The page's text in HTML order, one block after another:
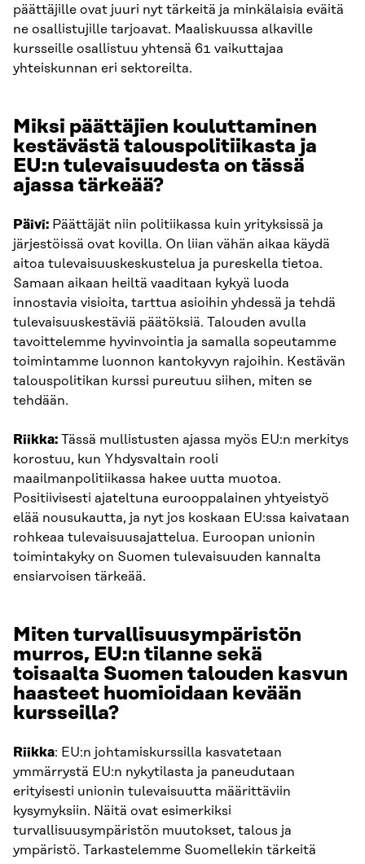
päättäjille ovat juuri nyt tärkeitä ja minkälaisia eväitä
ne osallistujille tarjoavat. Maaliskuussa alkaville
kursseille osallistuu yhtensä 61 vaikuttajaa
yhteiskunnan eri sektoreilta.
Miksi päättäjien kouluttaminen
kestävästä talouspolitiikasta ja
EU:n tulevaisuudesta on tässä
ajassa tärkeää?
Päivi: Päättäjät niin politiikassa kuin yrityksissä ja
järjestöissä ovat kovilla. On liian vähän aikaa käydä
aitoa tulevaisuuskeskustelua ja pureskella tietoa.
Samaan aikaan heiltä vaaditaan kykyä luoda
innostavia visioita, tarttua asioihin yhdessä ja tehdä
tulevaisuuskestäviä päätöksiä. Talouden avulla
tavoittelemme hyvinvointia ja samalla sopeutamme
toimintamme luonnon kantokyvyn rajoihin. Kestävän
talouspolitikan kurssi pureutuu siihen, miten se
tehdään.
Riikka: Tässä mullistusten ajassa myös EU:n merkitys
korostuu, kun Yhdysvaltain rooli
maailmanpolitiikassa hakee uutta muotoa.
Positiivisesti ajateltuna eurooppalainen yhtyeistyö
elää nousukautta, ja nyt jos koskaan EU:ssa kaivataan
rohkeaa tulevaisuusajattelua. Euroopan unionin
toimintakyky on Suomen tulevaisuuden kannalta
ensiarvoisen tärkeää.
Miten turvallisuusympäristön
murros, EU:n tilanne sekä
toisaalta Suomen talouden kasvun
haasteet huomioidaan kevään
kursseilla?
Riikka: EU:n johtamiskurssilla kasvatetaan
ymmärrystä EU:n nykytilasta ja paneudutaan
erityisesti unionin tulevaisuutta määrittäviin
kysymyksiin. Näitä ovat esimerkiksi
turvallisuusympäristön muutokset, talous ja
ympäristö. Tarkastelemme Suomellekin tärkeitä